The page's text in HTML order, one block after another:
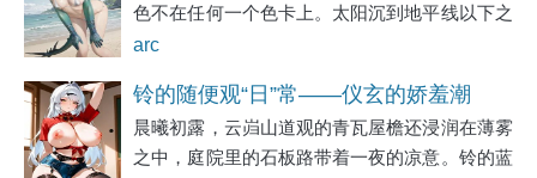
色不在任何一个色卡上。太阳沉到地平线以下之
后，天空从铁锈色过渡到紫灰，再从紫灰沉入墨
夜的颜色，是青灰与银白之间的某处，被源石尘
悬
arc
铃的随便观“日”常——仪玄的娇羞潮
吹，叶瞬光橘福福的深夜百合，以及晨
间的群交淫趴
晨曦初露，云岿山道观的青瓦屋檐还浸润在薄雾
之中，庭院里的石板路带着一夜的凉意。铃的蓝